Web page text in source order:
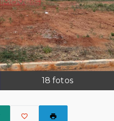
18 fotos